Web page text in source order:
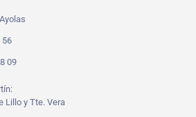
56
09
Lillo y Tte. Vera